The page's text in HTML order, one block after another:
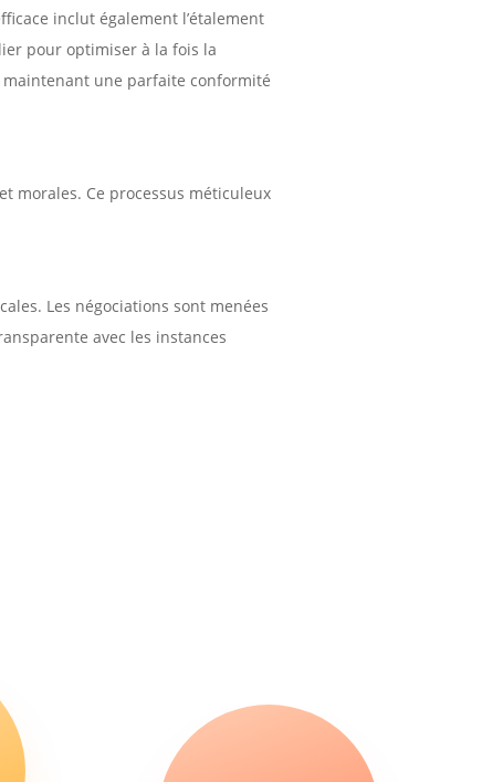
inclut également l’étalement
pour optimiser à la fois la
une parfaite conformité
morales. Ce processus méticuleux
Les négociations sont menées
avec les instances